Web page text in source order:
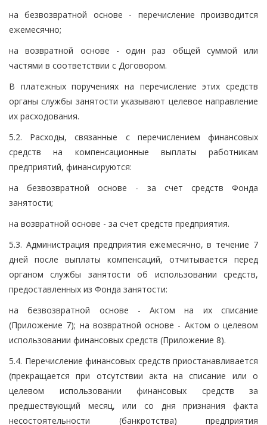
на безвозвратной основе - перечисление производится
ежемесячно;
на возвратной основе - один раз общей суммой или
частями в соответствии с Договором.
В платежных поручениях на перечисление этих средств
органы службы занятости указывают целевое направление
их расходования.
5.2. Расходы, связанные с перечислением финансовых
средств на компенсационные выплаты работникам
предприятий, финансируются:
на безвозвратной основе - за счет средств Фонда
занятости;
на возвратной основе - за счет средств предприятия.
5.3. Администрация предприятия ежемесячно, в течение 7
дней после выплаты компенсаций, отчитывается перед
органом службы занятости об использовании средств,
предоставленных из Фонда занятости:
на безвозвратной основе - Актом на их списание
(Приложение 7); на возвратной основе - Актом о целевом
использовании финансовых средств (Приложение 8).
5.4. Перечисление финансовых средств приостанавливается
(прекращается при отсутствии акта на списание или о
целевом использовании финансовых средств за
предшествующий месяц, или со дня признания факта
несостоятельности (банкротства) предприятия